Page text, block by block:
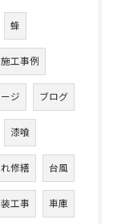
蜂
施工事例
ジ ブログ
漆喰
修繕 台風
工事 車庫